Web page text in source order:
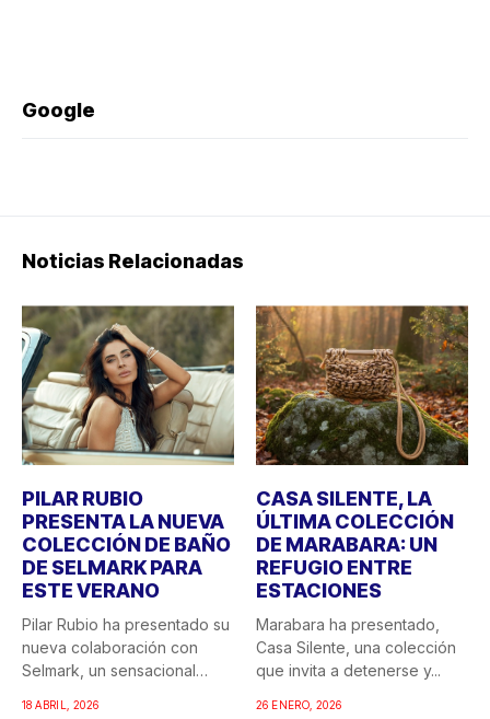
Google
Noticias Relacionadas
PILAR RUBIO
PRESENTA LA NUEVA
COLECCIÓN DE BAÑO
DE SELMARK PARA
ESTE VERANO
Pilar Rubio ha presentado su
nueva colaboración con
Selmark, un sensacional
18 ABRIL, 2026
CASA SILENTE, LA
ÚLTIMA COLECCIÓN
DE MARABARA: UN
REFUGIO ENTRE
ESTACIONES
Marabara ha presentado,
Casa Silente, una colección
que invita a detenerse y...
26 ENERO, 2026